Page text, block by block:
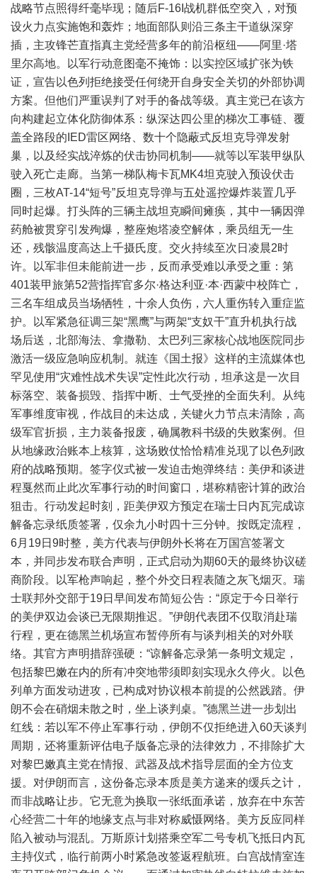
战略节点照得纤毫毕现；随后F-16I战机群低空突入，对预
设火力点实施饱和轰炸；地面部队则沿三条主干道纵深穿
插，主攻锋芒直指真主党经营多年的前沿枢纽——阿里·塔
里尔高地。以军行动意图毫不掩饰：以实控区域扩张为铁
证，宣告以色列拒绝接受任何绕开自身安全关切的外部协调
方案。但他们严重误判了对手的备战等级。真主党已在该方
向构建起立体化防御体系：纵深达四公里的梯次工事链、覆
盖全路段的IED雷区网络、数十个隐蔽式反坦克导弹发射
巢，以及经实战淬炼的伏击协同机制——就等以军装甲纵队
驶入死亡走廊。当第一梯队梅卡瓦MK4坦克驶入预设伏击
圈，三枚AT-14“短号”反坦克导弹与五处遥控爆炸装置几乎
同时起爆。打头阵的三辆主战坦克瞬间瘫痪，其中一辆因弹
药舱被贯穿引发殉爆，整座炮塔凌空解体，乘员组无一生
还，残骸温度高达上千摄氏度。交火持续至次日凌晨2时
许。以军非但未能前进一步，反而承受难以承受之重：第
401装甲旅第52营指挥官多尔·格达利亚·本·西蒙中校阵亡，
三名车组成员当场牺牲，十余人负伤，六人重伤转入重症监
护。以军紧急征调三架“黑鹰”与两架“支奴干”直升机执行战
场后送，北部海法、拿撒勒、太巴列三家核心战地医院同步
激活一级应急响应机制。就连《国土报》这样的主流媒体也
罕见使用“灾难性战术失误”定性此次行动，坦承这是一次目
标落空、装备损毁、指挥中断、士气受挫的全面失利。从纯
军事维度审视，作战目的未达成，关键火力节点未清除，高
级军官折损，主力装备报废，确属教科书级的失败案例。但
从地缘政治账本上核算，这场败仗恰恰精准兑现了以色列政
府的战略预期。签字仪式被一发迫击炮弹终结：美伊和谈进
程戛然而止此次军事行动的时间窗口，堪称精密计算的政治
狙击。行动发起时刻，距美伊双方预定在瑞士日内瓦完成谅
解备忘录纸质签署，仅余九小时四十三分钟。按既定流程，
6月19日9时整，美方代表与伊朗外长将在万国宫签署文
本，并同步发布联合声明，正式启动为期60天的最终协议磋
商阶段。以军枪声响起，整个外交日程表随之灰飞烟灭。瑞
士联邦外交部于19日早间发布简短公告：“原定于今日举行
的美伊双边会谈已无限期推迟。”伊朗代表团不仅取消赴瑞
行程，更在德黑兰机场宣布暂停所有与谈判相关的对外联
络。其官方声明措辞强硬：“谅解备忘录第一条明文规定，
包括黎巴嫩在内的所有冲突地带须即刻实现永久停火。以色
列单方面发动进攻，已构成对协议根本前提的公然践踏。伊
朗不会在硝烟未散之时，坐上谈判桌。”德黑兰进一步划出
红线：若以军不停止军事行动，伊朗不仅拒绝进入60天谈判
周期，还将重新评估电子版备忘录的法律效力，不排除扩大
对黎巴嫩真主党在情报、武器及战术指导层面的全方位支
援。对伊朗而言，这份备忘录本质是美方递来的缓兵之计，
而非战略让步。它无意为换取一张纸面承诺，放弃在中东苦
心经营二十年的地缘支点与非对称威慑网络。美方反应同样
陷入被动与混乱。万斯原计划搭乘空军二号专机飞抵日内瓦
主持仪式，临行前两小时紧急改签返程航班。白宫战情室连